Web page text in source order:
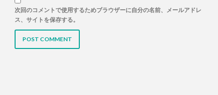
次回のコメントで使用するためブラウザーに自分の名前、メールアドレ
ス、サイトを保存する。